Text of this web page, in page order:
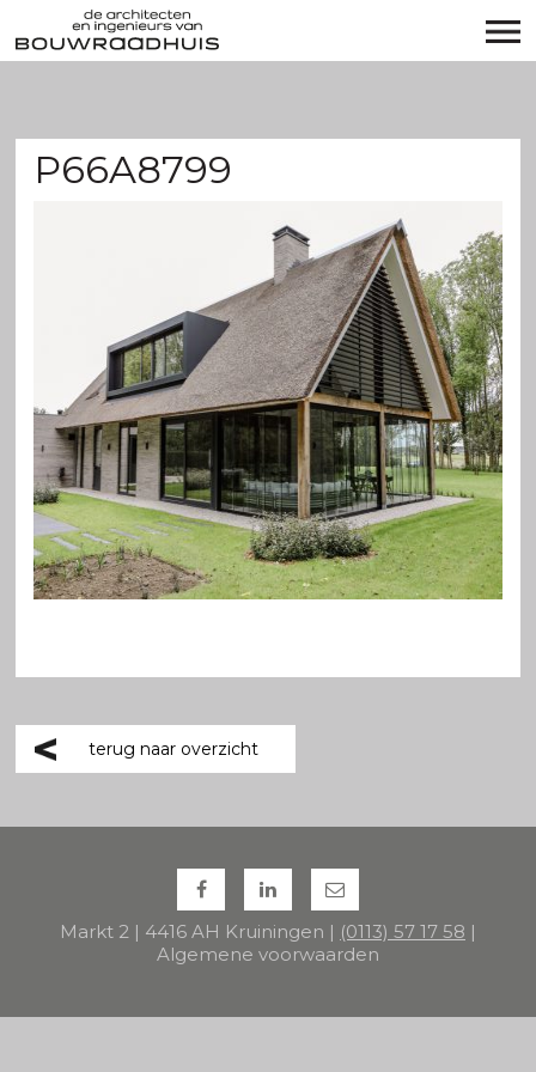
P66A8799
terug naar overzicht
Markt 2 | 4416 AH Kruiningen | (0113) 57 17 58 |
Algemene voorwaarden